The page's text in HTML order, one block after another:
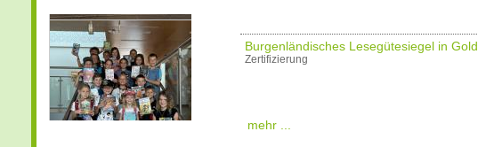
Burgenländisches Lesegütesiegel in Gold
Zertifizierung
mehr ...